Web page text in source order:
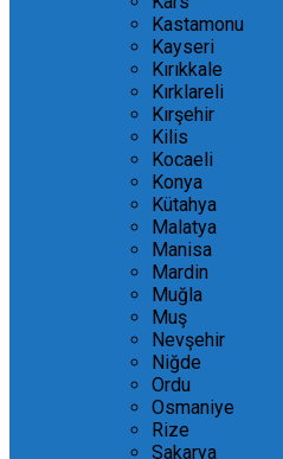
Kastamonu
Kayseri
Kırıkkale
Kırklareli
Kırşehir
Kilis
Kocaeli
Konya
Kütahya
Malatya
Manisa
Mardin
Muğla
Muş
Nevşehir
Niğde
Ordu
Osmaniye
Rize
Sakarya